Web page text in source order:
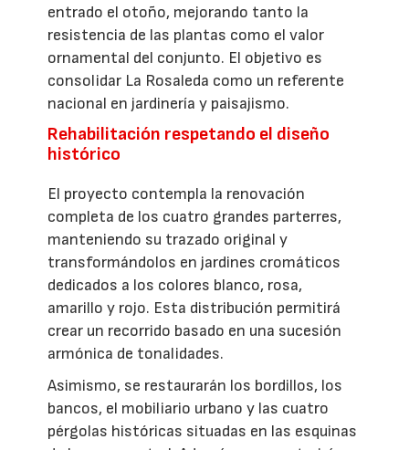
entrado el otoño, mejorando tanto la
resistencia de las plantas como el valor
ornamental del conjunto. El objetivo es
consolidar La Rosaleda como un referente
nacional en jardinería y paisajismo.
Rehabilitación respetando el diseño
histórico
El proyecto contempla la renovación
completa de los cuatro grandes parterres,
manteniendo su trazado original y
transformándolos en jardines cromáticos
dedicados a los colores blanco, rosa,
amarillo y rojo. Esta distribución permitirá
crear un recorrido basado en una sucesión
armónica de tonalidades.
Asimismo, se restaurarán los bordillos, los
bancos, el mobiliario urbano y las cuatro
pérgolas históricas situadas en las esquinas